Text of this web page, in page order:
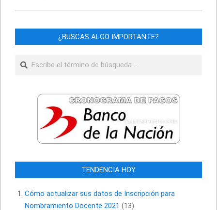
¿BUSCAS ALGO IMPORTANTE?
Buscar
TENDENCIA HOY
Cómo actualizar sus datos de Inscripción para
Nombramiento Docente 2021 (13)